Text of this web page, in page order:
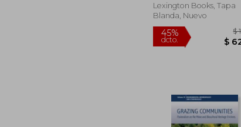
Lexington Books, Tapa
Blanda, Nuevo